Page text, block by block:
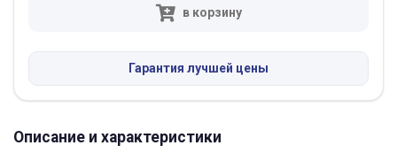
в корзину
Гарантия лучшей цены
Описание и характеристики